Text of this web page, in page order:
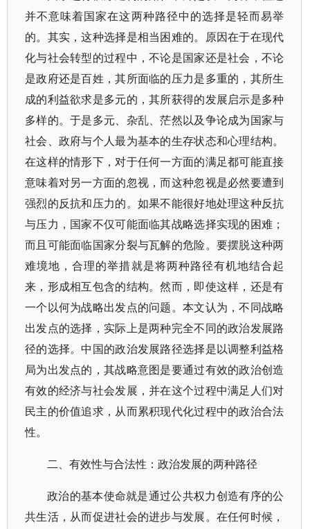
并不意味着国家在这两种路径中的选择是轻而易举
的。其实，这种选择是相当困难的。原因在于在现代
化与社会转型的过程中，不论是国家还是社会，不论
是政府还是百姓，其所面临的压力是多重的，其所生
成的利益欲求是多元的，其所获得的发展启示是多种
多样的。于是多元、杂乱、茫然以及争论成为国家与
社会、政府与个人最为基本的生存状态和心理结构。
在这样的情形下，对于任何一方面的满足都可能直接
意味着对另一方面的忽视，而这种忽视是必然要遭到
强烈的反抗和压力的。如果不能很好地处理这种反抗
与压力，国家不仅可能面临其战略选择实现的困难；
而且可能面临国家分裂与瓦解的危险。要摆脱这种两
难境地，合理的举措就是将两种路径有机地结合起
来，形成相互包含的结构。然而，即使这样，还是有
一个以何为战略出发点的问题。本文认为，不同战略
出发点的选择，实际上是两种完全不同的政治发展路
径的选择。中国的政治发展路径选择是以调整利益格
局为出发点的，其战略意图是要通过有效的政治创造
有效的经济与社会发展，并在这个过程中满足人们对
民主的价值追求，从而累积现代化过程中的政治合法
性。
二、有效性与合法性：政治发展的两种路径
政治的基本使命就是通过公共权力创造有序的公
共生活，从而促进社会的进步与发展。在任何时候，